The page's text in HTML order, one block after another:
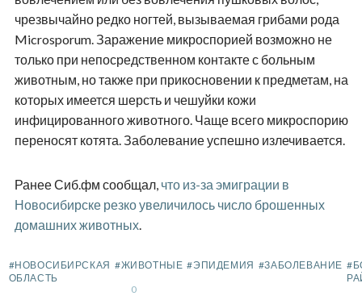
чрезвычайно редко ногтей, вызываемая грибами рода
Microsporum. Заражение микроспорией возможно не
только при непосредственном контакте с больным
животным, но также при прикосновении к предметам, на
которых имеется шерсть и чешуйки кожи
инфицированного животного. Чаще всего микроспорию
переносят котята. Заболевание успешно излечивается.
Ранее Сиб.фм сообщал, что из-за эмиграции в
Новосибирске резко увеличилось число брошенных
домашних животных.
#НОВОСИБИРСКАЯ
ОБЛАСТЬ
#ЖИВОТНЫЕ #ЭПИДЕМИЯ #ЗАБОЛЕВАНИЕ
0